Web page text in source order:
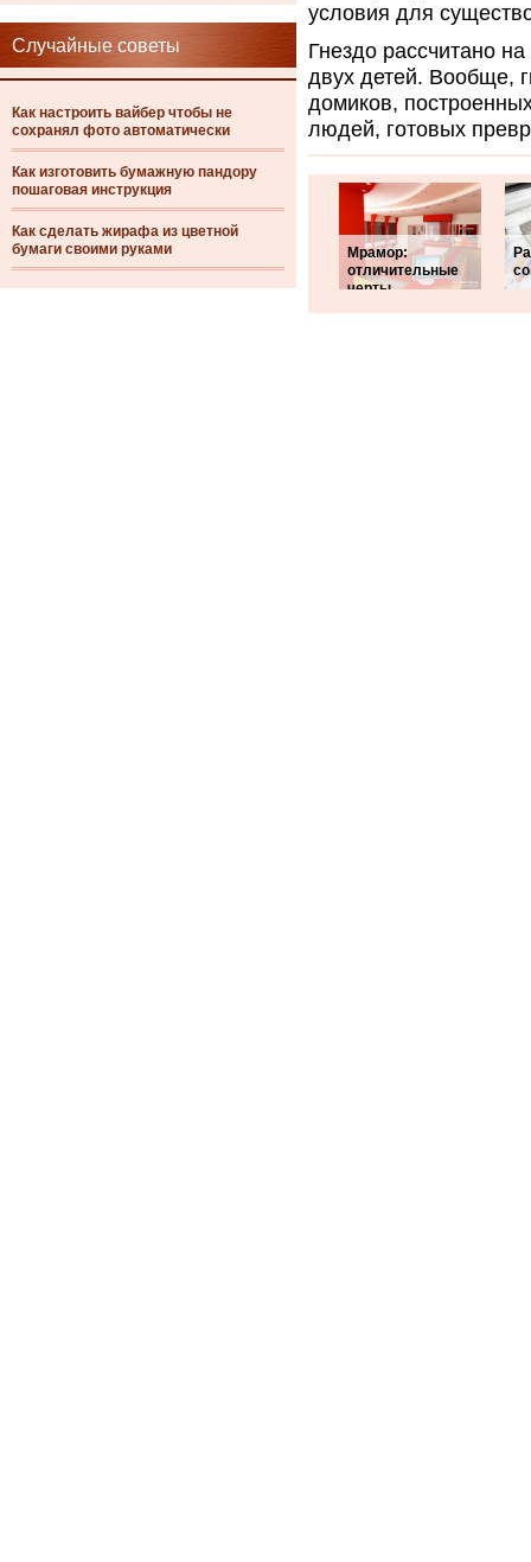
Случайные советы
Как настроить вайбер чтобы не
сохранял фото автоматически
Как изготовить бумажную пандору
пошаговая инструкция
Как сделать жирафа из цветной
бумаги своими руками
условия для
Гнездо рассчитано
двух детей. Вообще,
домиков,
людей, готовых
Мрамор:
отличительные
черты,